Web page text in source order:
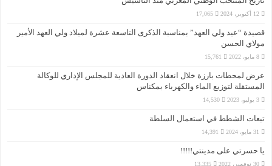
12 أكتوبر، 2024 17,065
قصيدة “عيد ولي العهد” بمناسبة الذكرى التاسعة عشرة لميلاد ولي العهد الأمير
مولاي الحسن
8 مايو، 2022 15,761
عرض لمحطات بارزة خلال انعقاد الدورة العادية للمجلس الإداري للوكالة
المستقلة لتوزيع الماء والكهرباء بمكناس
3 يوليو، 2023 14,530
تبعات الشطط في استعمال السلطة
31 مايو، 2024 14,391
يا حسرتي على مدينتي!!!!!
30 نوفمبر، 2022 13,335